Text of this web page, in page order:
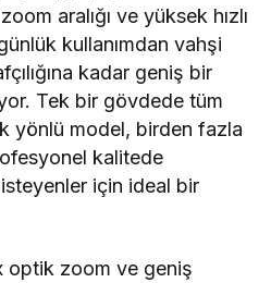
aralığı ve yüksek hızlı
kullanımdan vahşi
kadar geniş bir
Tek bir gövdede tüm
yönlü model, birden fazla
kalitede
için ideal bir
optik zoom ve geniş